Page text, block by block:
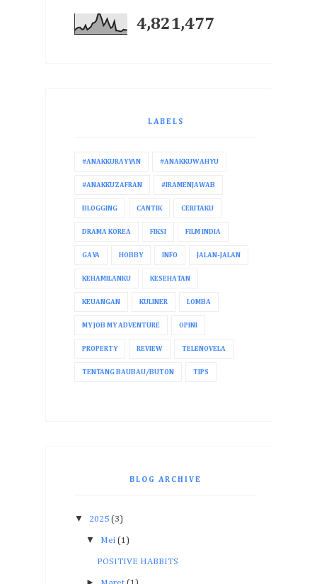
4,821,477
LABELS
#ANAKKURAYYAN #ANAKKUWAHYU
#ANAKKUZAFRAN #IRAMENJAWAB
BLOGGING CANTIK CERITAKU
DRAMA KOREA FIKSI FILM INDIA
GAYA HOBBY INFO JALAN-JALAN
KEHAMILANKU KESEHATAN
KEUANGAN KULINER LOMBA
MY JOB MY ADVENTURE OPINI
PROPERTY REVIEW TELENOVELA
TENTANG BAUBAU/BUTON TIPS
BLOG ARCHIVE
▼ 2025 (3)
▼ Mei (1)
POSITIVE HABBITS